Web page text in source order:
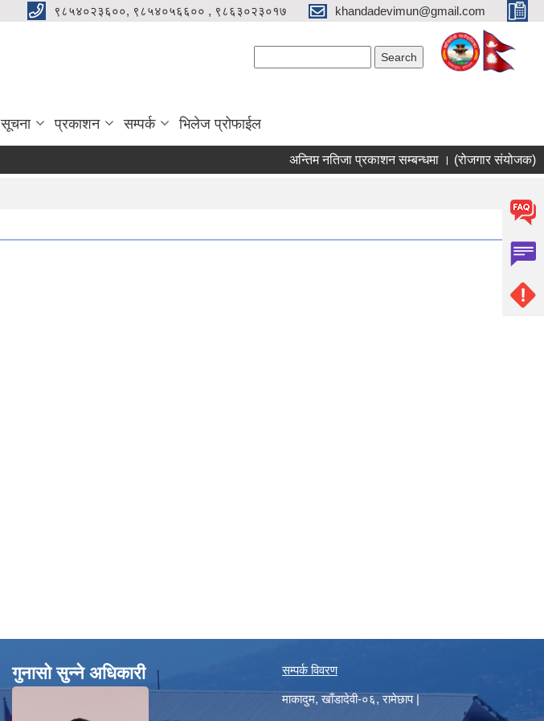
९८५४०२३६००, ९८५४०५६६०० , ९८६३०२३०१७ khandadevimun@gmail.com
सूचना प्रकाशन सम्पर्क भिलेज प्रोफाईल
अन्तिम नतिजा प्रकाशन सम्बन्धमा । (रोजगार संयोजक)
गुनासो सुन्ने अधिकारी सम्पर्क विवरण
माकादुम, खाँडादेवी-०६, रामेछाप |